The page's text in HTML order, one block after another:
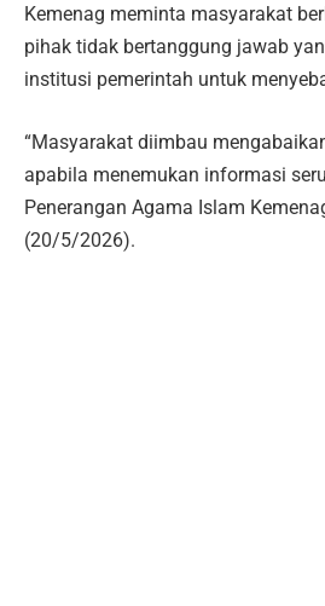
Kemenag meminta masyarakat
pihak tidak bertanggung jawab
institusi pemerintah untuk
“Masyarakat diimbau
apabila menemukan informasi
Penerangan Agama Islam
(20/5/2026).